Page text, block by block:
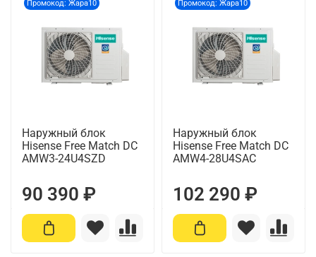
Промокод: Жара10
Наружный блок
Hisense Free Match DC
AMW3-24U4SZD
90 390 ₽
Промокод: Жара10
Наружный блок
Hisense Free Match DC
AMW4-28U4SAC
102 290 ₽